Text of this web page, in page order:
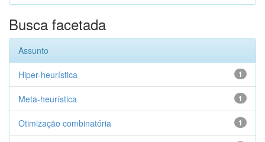
Busca facetada
Assunto
1
Hiper-heurística
1
Meta-heurística
1
Otimização combinatória